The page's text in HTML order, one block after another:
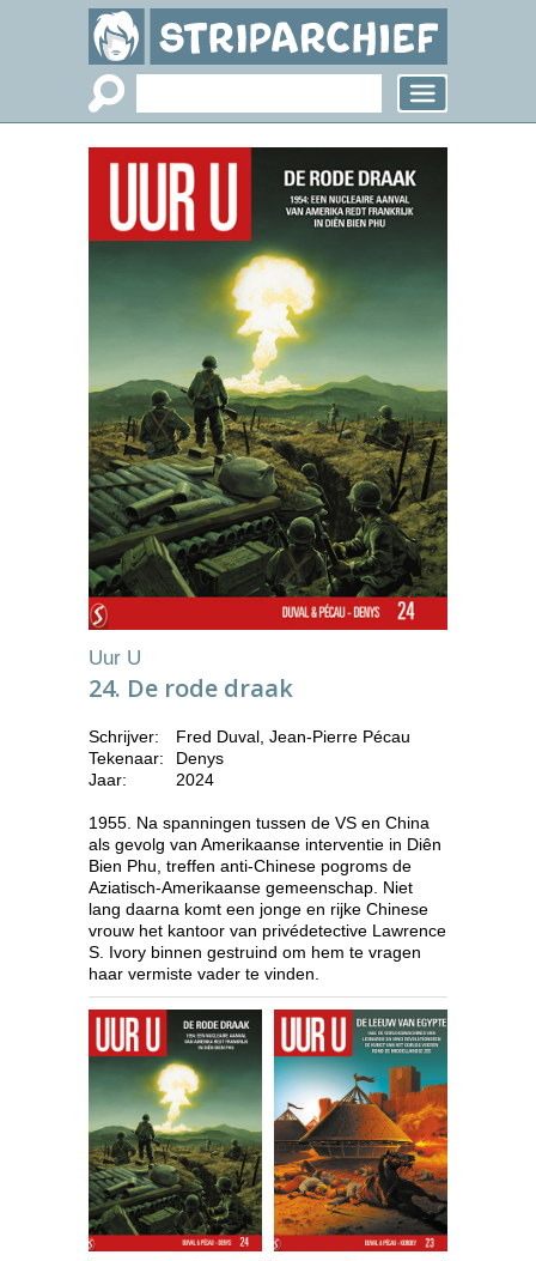
Uur U
24. De rode draak
Schrijver:
Fred Duval, Jean-Pierre Pécau
Tekenaar:
Denys
Jaar:
2024
1955. Na spanningen tussen de VS en China
als gevolg van Amerikaanse interventie in Diên
Bien Phu, treffen anti-Chinese pogroms de
Aziatisch-Amerikaanse gemeenschap. Niet
lang daarna komt een jonge en rijke Chinese
vrouw het kantoor van privédetective Lawrence
S. Ivory binnen gestruind om hem te vragen
haar vermiste vader te vinden.